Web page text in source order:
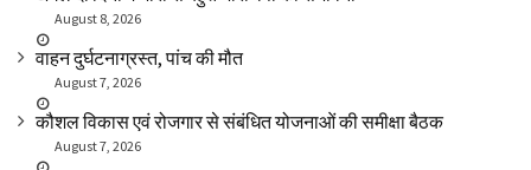
August 8, 2026
वाहन दुर्घटनाग्रस्त, पांच की मौत
August 7, 2026
कौशल विकास एवं रोजगार से संबंधित योजनाओं की समीक्षा बैठक
August 7, 2026